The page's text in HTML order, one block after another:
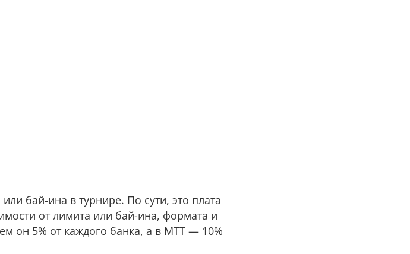
бай-ина в турнире. По сути, это плата
от лимита или бай-ина, формата и
он 5% от каждого банка, а в МТТ — 10%